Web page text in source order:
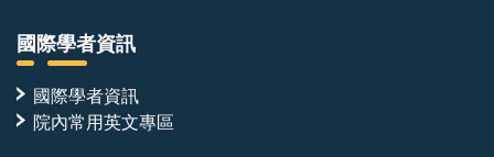
國際學者資訊
國際學者資訊
院內常用英文專區